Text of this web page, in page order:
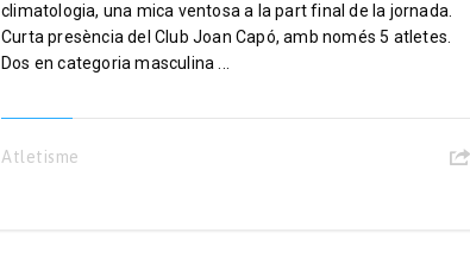
climatologia, una mica ventosa a la part final de la jornada.
Curta presència del Club Joan Capó, amb només 5 atletes.
Dos en categoria masculina ...
Atletisme